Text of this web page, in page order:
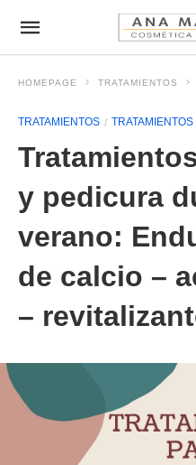
HOMEPAGE TRATAMIENTOS
TRATAMIENTOS
y pedicura
verano:
de calcio –
–